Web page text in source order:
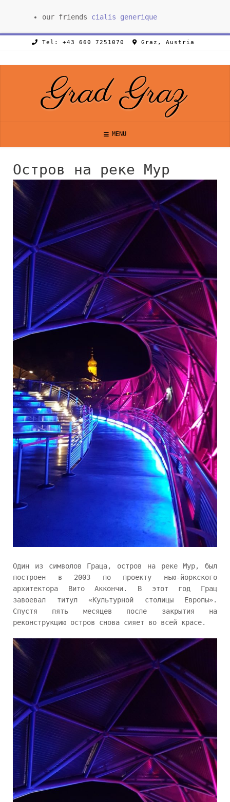
our friends cialis generique
Tel: +43 660 7251070 Graz, Austria
Grad Graz
MENU
Остров на реке Мур
Один из символов Граца, остров на реке Мур, был
построен в 2003 по проекту нью-йоркского
архитектора Вито Аккончи. В этот год Грац
завоевал титул «Культурной столицы Европы».
Спустя пять месяцев после закрытия на
реконструкцию остров снова сияет во всей красе.